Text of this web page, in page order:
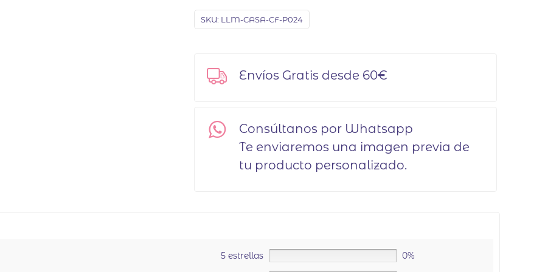
SKU: LLM-CASA-CF-P024
Envíos Gratis desde 60€
Consúltanos por Whatsapp
Te enviaremos una imagen previa de
tu producto personalizado.
5 estrellas
0%